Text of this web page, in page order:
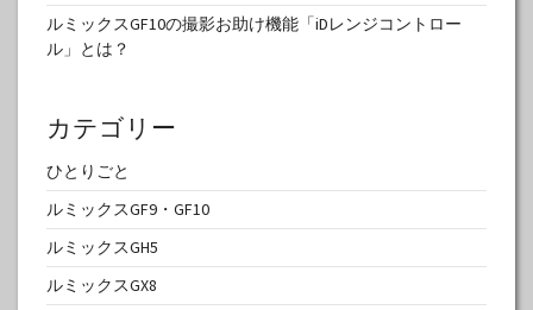
ルミックスGF10の撮影お助け機能「iDレンジコントロー
ル」とは？
カテゴリー
ひとりごと
ルミックスGF9・GF10
ルミックスGH5
ルミックスGX8